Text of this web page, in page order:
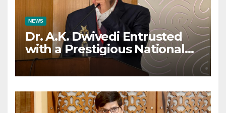
NEWS
Dr. A.K. Dwivedi Entrusted
with a Prestigious National
Responsibility